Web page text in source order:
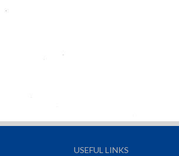
USEFUL LINKS